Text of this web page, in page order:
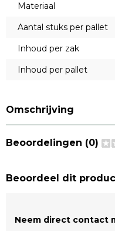
Materiaal
Aantal stuks per pallet
Inhoud per zak
Inhoud per pallet
Omschrijving
Beoordelingen (0)
Beoordeel dit
Neem direct contact